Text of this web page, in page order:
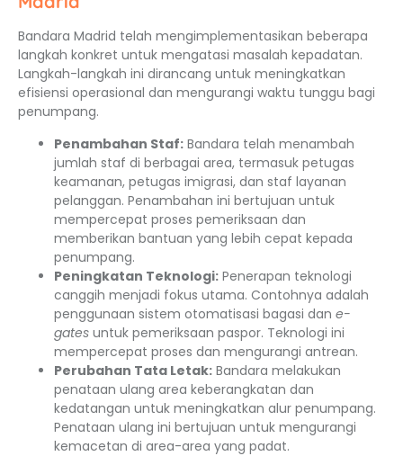
Bandara Madrid telah mengimplementasikan beberapa
langkah konkret untuk mengatasi masalah kepadatan.
Langkah-langkah ini dirancang untuk meningkatkan
efisiensi operasional dan mengurangi waktu tunggu bagi
penumpang.
Penambahan Staf: Bandara telah menambah
jumlah staf di berbagai area, termasuk petugas
keamanan, petugas imigrasi, dan staf layanan
pelanggan. Penambahan ini bertujuan untuk
mempercepat proses pemeriksaan dan
memberikan bantuan yang lebih cepat kepada
penumpang.
Peningkatan Teknologi: Penerapan teknologi
canggih menjadi fokus utama. Contohnya adalah
penggunaan sistem otomatisasi bagasi dan e-
gates untuk pemeriksaan paspor. Teknologi ini
mempercepat proses dan mengurangi antrean.
Perubahan Tata Letak: Bandara melakukan
penataan ulang area keberangkatan dan
kedatangan untuk meningkatkan alur penumpang.
Penataan ulang ini bertujuan untuk mengurangi
kemacetan di area-area yang padat.